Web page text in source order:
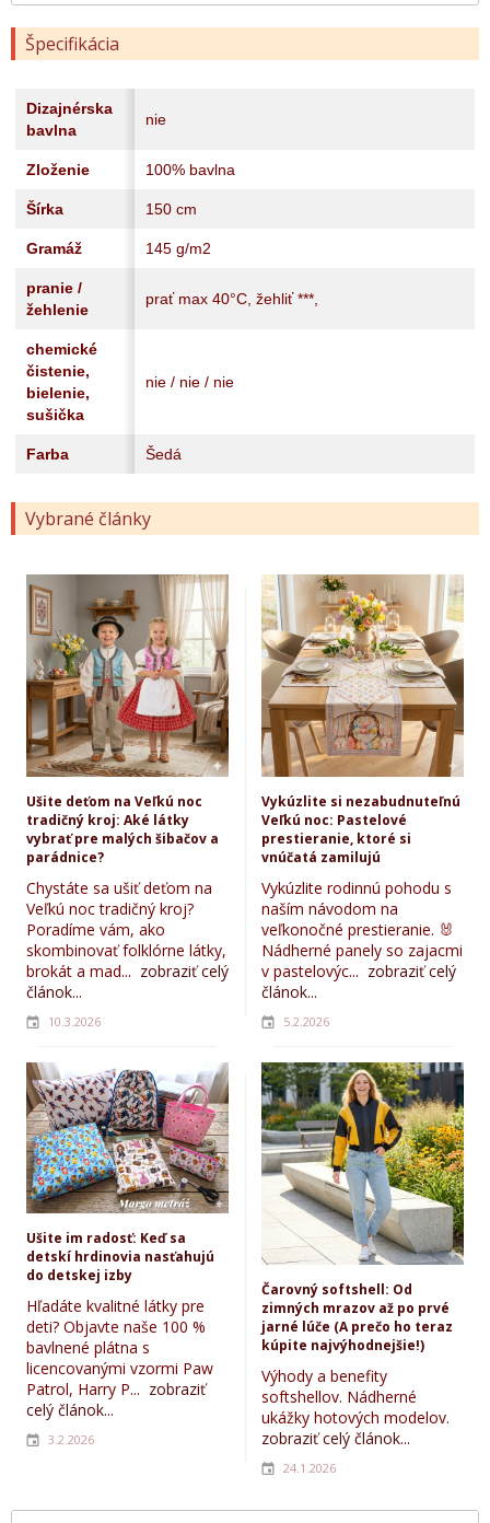
Špecifikácia
Dizajnérska
bavlna
nie
Zloženie 100% bavlna
Šírka 150 cm
Gramáž 145 g/m2
pranie /
žehlenie
prať max 40°C, žehliť ***,
chemické
čistenie,
bielenie,
sušička
nie / nie / nie
Farba Šedá
Vybrané články
Ušite deťom na Veľkú noc
tradičný kroj: Aké látky
vybrať pre malých šibačov a
parádnice?
Chystáte sa ušiť deťom na
Veľkú noc tradičný kroj?
Poradíme vám, ako
skombinovať folklórne látky,
brokát a mad... zobraziť celý
článok...
10.3.2026
Vykúzlite si nezabudnuteľnú
Veľkú noc: Pastelové
prestieranie, ktoré si
vnúčatá zamilujú
Vykúzlite rodinnú pohodu s
naším návodom na
veľkonočné prestieranie. 🐰
Nádherné panely so zajacmi
v pastelovýc... zobraziť celý
článok...
5.2.2026
Ušite im radosť: Keď sa
detskí hrdinovia nasťahujú
do detskej izby
Hľadáte kvalitné látky pre
deti? Objavte naše 100 %
bavlnené plátna s
licencovanými vzormi Paw
Patrol, Harry P... zobraziť
celý článok...
3.2.2026
Čarovný softshell: Od
zimných mrazov až po prvé
jarné lúče (A prečo ho teraz
kúpite najvýhodnejšie!)
Výhody a benefity
softshellov. Nádherné
ukážky hotových modelov.
zobraziť celý článok...
24.1.2026